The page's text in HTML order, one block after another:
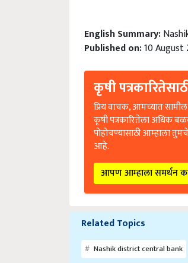
English Summary:
Published on:10 August
कृषी
प्रिय वाचक, आमच्यात
कृषी पत्रकारितेला अधिक
पोहोचण्यासाठी आम्हाला
आहे.
आपण आम्हाला
Related Topics
Nashik district central bank